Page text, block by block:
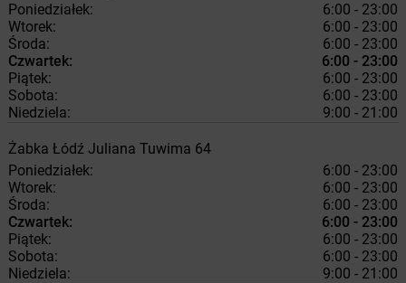
Poniedziałek:
6:00 - 23:00
Wtorek:
6:00 - 23:00
Środa:
6:00 - 23:00
Czwartek:
6:00 - 23:00
Piątek:
6:00 - 23:00
Sobota:
6:00 - 23:00
Niedziela:
9:00 - 21:00
Żabka Łódź Juliana Tuwima 64
Poniedziałek:
6:00 - 23:00
Wtorek:
6:00 - 23:00
Środa:
6:00 - 23:00
Czwartek:
6:00 - 23:00
Piątek:
6:00 - 23:00
Sobota:
6:00 - 23:00
Niedziela:
9:00 - 21:00